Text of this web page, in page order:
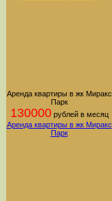
Аренда квартиры в жк Миракс
Парк
130000рублей в месяц
Аренда квартиры в жк Миракс
Парк